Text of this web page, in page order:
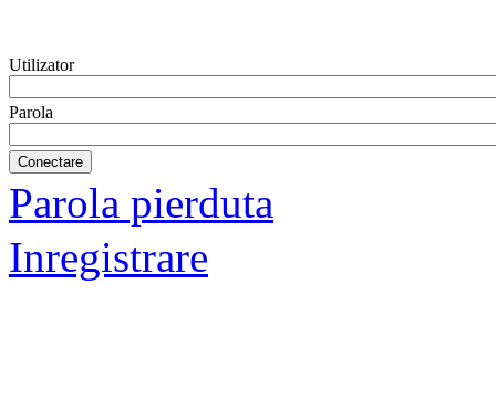
Utilizator
Parola
Parola pierduta
Inregistrare